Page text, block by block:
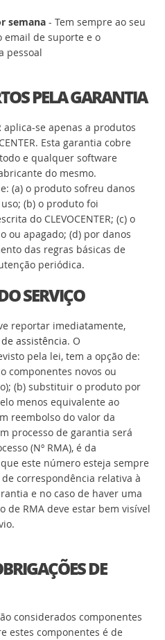
semana - Tem sempre ao seu
email de suporte e o
pessoal
PELA GARANTIA
aplica-se apenas a produtos
Esta garantia cobre
e qualquer software
do mesmo.
(a) o produto sofreu danos
(b) o produto foi
do CLEVOCENTER; (c) o
ou apagado; (d) por danos
das regras básicas de
periódica.
SERVIÇO
reportar imediatamente,
assistência. O
pela lei, tem a opção de:
componentes novos ou
(b) substituir o produto por
menos equivalente ao
reembolso do valor da
processo de garantia será
(Nº RMA), é da
este número esteja sempre
correspondência relativa à
e no caso de haver uma
de RMA deve estar bem visível
DE
considerados componentes
estes componentes é de